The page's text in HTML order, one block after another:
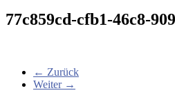
77c859cd-cfb1-46c8-
← Zurück
Weiter →